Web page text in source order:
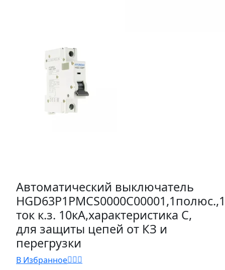
Автоматический выключатель
ток к.з. 10кА,характеристика С,
для защиты цепей от КЗ и
перегрузки
В Избранное